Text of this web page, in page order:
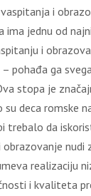
i
ima jednu od
i
pohađa ga
stopa je
su deca romske
trebalo da
nudi
realizaciju
i kvaliteta